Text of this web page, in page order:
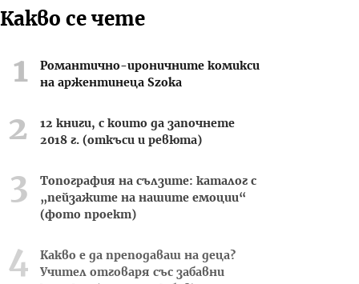
Какво се чете
Романтично-ироничните комикси
на аржентинеца Szoka
12 книги, с които да започнете
2018 г. (откъси и ревюта)
Топография на сълзите: каталог с
„пейзажите на нашите емоции“
(фото проект)
Какво е да преподаваш на деца?
Учител отговаря със забавни